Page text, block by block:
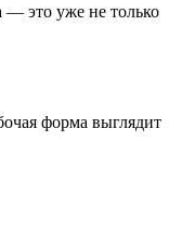
— это уже не только
форма выглядит